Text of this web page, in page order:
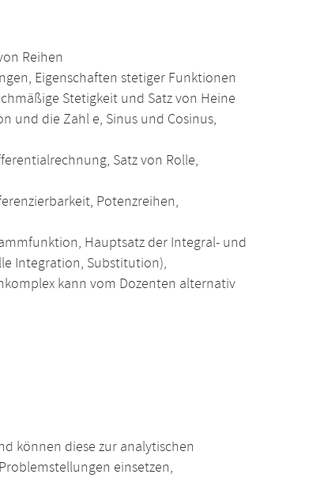
Reihen
Eigenschaften stetiger Funktionen
Stetigkeit und Satz von Heine
und die Zahl e, Sinus und Cosinus,
Satz von Rolle,
Potenzreihen,
Hauptsatz der Integral- und
Integration, Substitution),
kann vom Dozenten alternativ
können diese zur analytischen
einsetzen,